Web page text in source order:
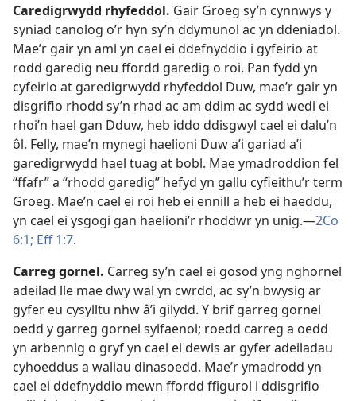
Caredigrwydd rhyfeddol. Gair Groeg sy’n cynnwys y
syniad canolog o’r hyn sy’n ddymunol ac yn ddeniadol.
Mae’r gair yn aml yn cael ei ddefnyddio i gyfeirio at
rodd garedig neu ffordd garedig o roi. Pan fydd yn
cyfeirio at garedigrwydd rhyfeddol Duw, mae’r gair yn
disgrifio rhodd sy’n rhad ac am ddim ac sydd wedi ei
rhoi’n hael gan Dduw, heb iddo ddisgwyl cael ei dalu’n
ôl. Felly, mae’n mynegi haelioni Duw a’i gariad a’i
garedigrwydd hael tuag at bobl. Mae ymadroddion fel
“ffafr” a “rhodd garedig” hefyd yn gallu cyfieithu’r term
Groeg. Mae’n cael ei roi heb ei ennill a heb ei haeddu,
yn cael ei ysgogi gan haelioni’r rhoddwr yn unig.—2Co
6:1; Eff 1:7.
Carreg gornel. Carreg sy’n cael ei gosod yng nghornel
adeilad lle mae dwy wal yn cwrdd, ac sy’n bwysig ar
gyfer eu cysylltu nhw â’i gilydd. Y brif garreg gornel
oedd y garreg gornel sylfaenol; roedd carreg a oedd
yn arbennig o gryf yn cael ei dewis ar gyfer adeiladau
cyhoeddus a waliau dinasoedd. Mae’r ymadrodd yn
cael ei ddefnyddio mewn ffordd ffigurol i ddisgrifio